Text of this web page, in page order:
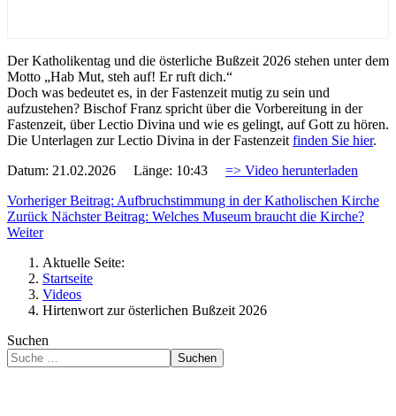
Der Katholikentag und die österliche Bußzeit 2026 stehen unter dem
Motto „Hab Mut, steh auf! Er ruft dich.“
Doch was bedeutet es, in der Fastenzeit mutig zu sein und
aufzustehen? Bischof Franz spricht über die Vorbereitung in der
Fastenzeit, über Lectio Divina und wie es gelingt, auf Gott zu hören.
Die Unterlagen zur Lectio Divina in der Fastenzeitfinden Sie hier.
Datum: 21.02.2026 Länge: 10:43 => Video herunterladen
Vorheriger Beitrag: Aufbruchstimmung in der Katholischen Kirche
Zurück Nächster Beitrag: Welches Museum braucht die Kirche?
Weiter
Aktuelle Seite:
Startseite
Videos
Hirtenwort zur österlichen Bußzeit 2026
Suchen
Suchen